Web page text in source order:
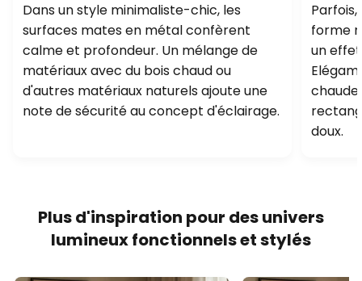
Dans un style minimaliste-chic, les
surfaces mates en métal confèrent
calme et profondeur. Un mélange de
matériaux avec du bois chaud ou
d'autres matériaux naturels ajoute une
note de sécurité au concept d'éclairage.
forme
un effet
doux.
Plus d'inspiration pour des univers
lumineux fonctionnels et stylés